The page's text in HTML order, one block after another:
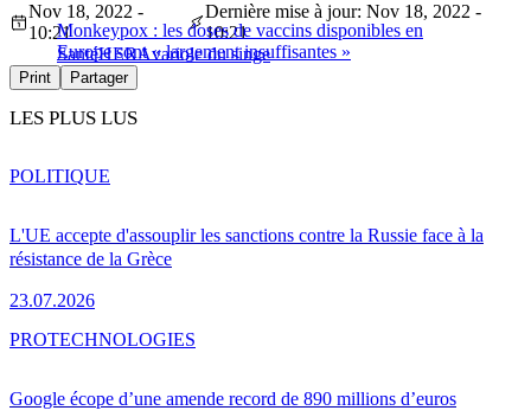
Monkeypox : les doses de vaccins disponibles en
Europe sont « largement insuffisantes »
Nov 18, 2022 -
10:21
Dernière mise à jour: Nov 18, 2022 -
10:21
SantéHERAvariole du singe
Print Partager
LES PLUS LUS
L'UE accepte d'assouplir les sanctions contre la Russie face à la
résistance de la Grèce
23.07.2026
POLITIQUE
Google écope d’une amende record de 890 millions d’euros
PROTECHNOLOGIES